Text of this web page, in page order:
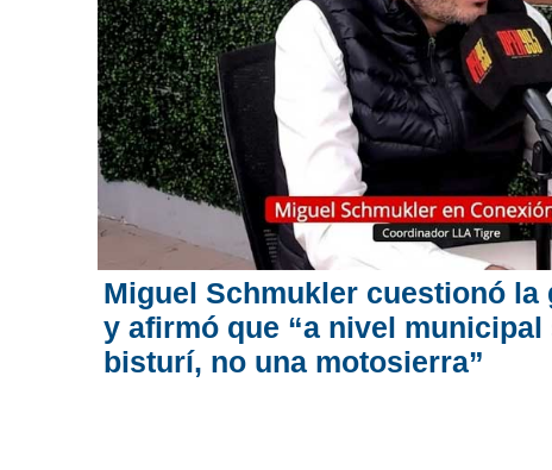
Miguel Schmukler cuestionó la
y afirmó que “a nivel municipal
bisturí, no una motosierra”